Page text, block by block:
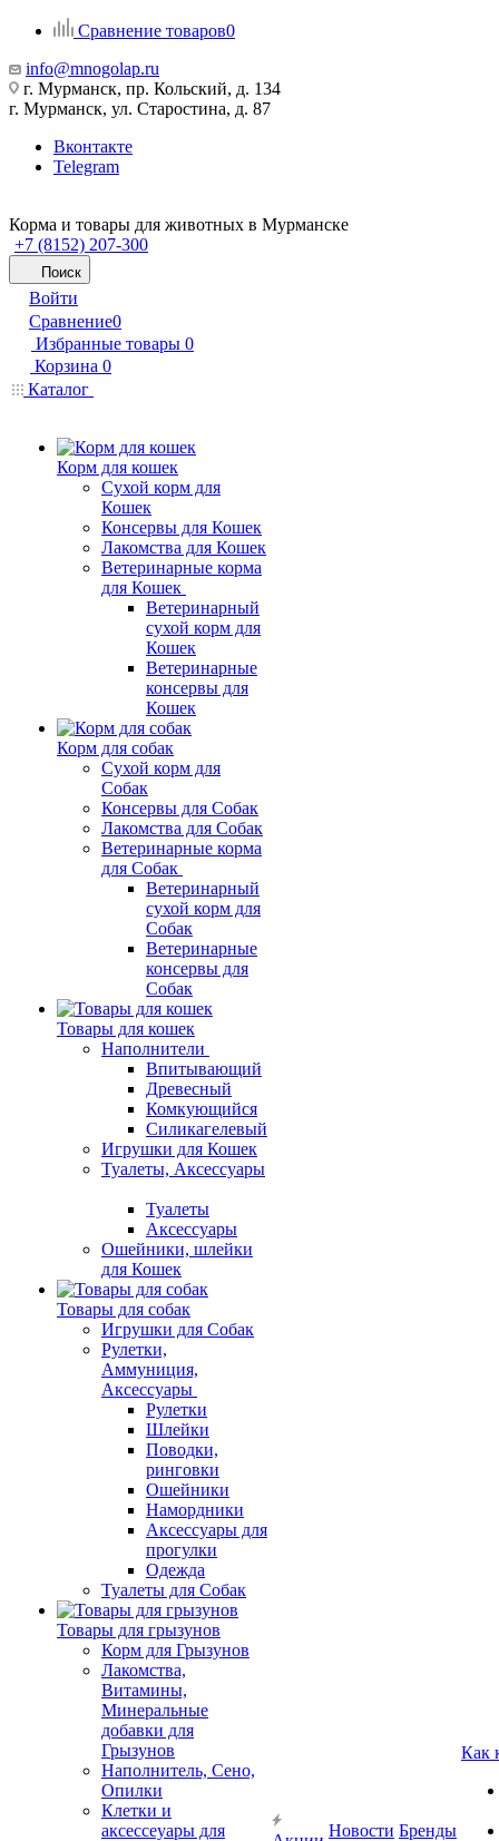
Сравнение товаров0
info@mnogolap.ru
г. Мурманск, пр. Кольский, д. 134
г. Мурманск, ул. Старостина, д. 87
Вконтакте
Telegram
Корма и товары для животных в Мурманске
+7 (8152) 207-300
Поиск
Войти
Сравнение0
Избранные товары 0
Корзина 0
Каталог
Корм для кошек
Сухой корм для
Кошек
Консервы для Кошек
Лакомства для Кошек
Ветеринарные корма
для Кошек
Ветеринарный
сухой корм для
Кошек
Ветеринарные
консервы для
Кошек
Корм для собак
Сухой корм для
Собак
Консервы для Собак
Лакомства для Собак
Ветеринарные корма
для Собак
Ветеринарный
сухой корм для
Собак
Ветеринарные
консервы для
Собак
Товары для кошек
Наполнители
Впитывающий
Древесный
Комкующийся
Силикагелевый
Игрушки для Кошек
Туалеты, Аксессуары
Туалеты
Аксессуары
Ошейники, шлейки
для Кошек
Товары для собак
Игрушки для Собак
Рулетки,
Аммуниция,
Аксессуары
Рулетки
Шлейки
Поводки,
ринговки
Ошейники
Намордники
Аксессуары для
прогулки
Одежда
Туалеты для Собак
Товары для грызунов
Корм для Грызунов
Лакомства,
Витамины,
Минеральные
добавки для
Грызунов
Наполнитель, Сено,
Опилки
Клетки и
аксессеуары для
Новости Бренды
Как